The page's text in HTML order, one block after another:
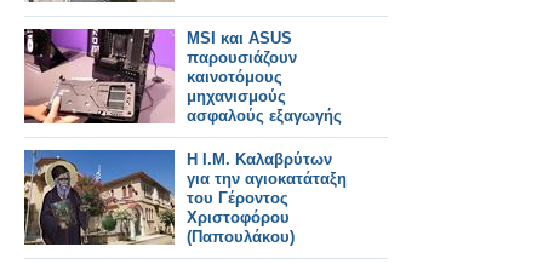
MSI και ASUS
παρουσιάζουν
καινοτόμους
μηχανισμούς
ασφαλούς εξαγωγής
GPU
Η Ι.Μ. Καλαβρύτων
για την αγιοκατάταξη
του Γέροντος
Χριστοφόρου
(Παπουλάκου)